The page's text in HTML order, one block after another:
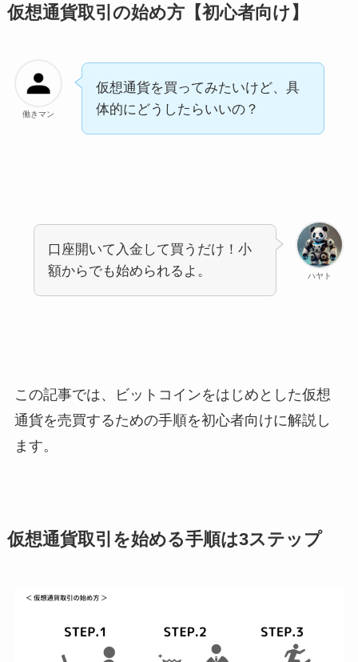
仮想通貨取引の始め方【初心者向け】
働きマン
仮想通貨を買ってみたいけど、具
体的にどうしたらいいの？
ハヤト
口座開いて入金して買うだけ！小
額からでも始められるよ。
この記事では、ビットコインをはじめとした仮想
通貨を売買するための手順を初心者向けに解説し
ます。
仮想通貨取引を始める手順は3ステップ